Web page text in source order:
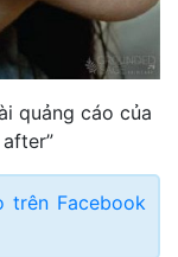
quảng cáo của
trên Facebook